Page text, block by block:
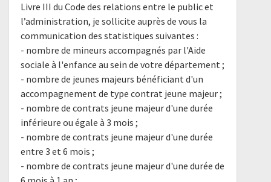
Livre III du Code des relations entre le public et
l’administration, je sollicite auprès de vous la
communication des statistiques suivantes :
- nombre de mineurs accompagnés par l'Aide
sociale à l'enfance au sein de votre département ;
- nombre de jeunes majeurs bénéficiant d'un
accompagnement de type contrat jeune majeur ;
- nombre de contrats jeune majeur d'une durée
inférieure ou égale à 3 mois ;
- nombre de contrats jeune majeur d'une durée
entre 3 et 6 mois ;
- nombre de contrats jeune majeur d'une durée de